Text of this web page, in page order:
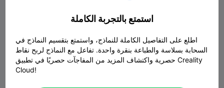
استمتع بالتجربة الكاملة
اطلع على التفاصيل الكاملة للنماذج، واستمتع بتقسيم النماذج في
السحابة بسلاسة والطباعة بنقرة واحدة. تفاعل مع النماذج لربح نقاط
حصرية واكتشاف المزيد من المفاجآت حصريًا في تطبيق Creality
Cloud!